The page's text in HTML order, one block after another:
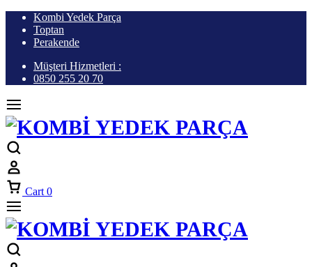
Kombi Yedek Parça
Toptan
Perakende
Müşteri Hizmetleri :
0850 255 20 70
Cart 0